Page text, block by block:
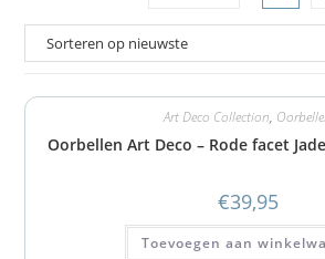
Art Deco Collection,
Oorbellen Art Deco – Rode facet
€39,95
Toevoegen aan